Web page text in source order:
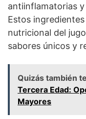
antiinflamatorias
Estos
nutricional del
sabores únicos y
Quizás también
Tercera Edad:
Mayores